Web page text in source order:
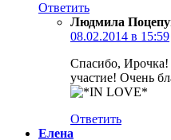
Ответить
Людмила
08.02.2014 в 15:59
Спасибо, Ирочка!
участие! Очень
Ответить
Елена